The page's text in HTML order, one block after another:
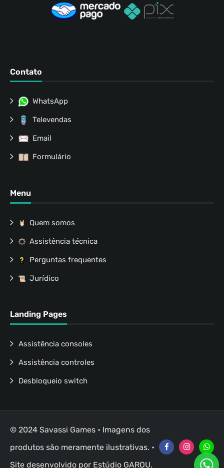
Contato
WhatsApp
Televendas
Email
Formulário
Menu
Quem somos
Assistência técnica
Perguntas frequentes
Jurídico
Landing Pages
Assistência consoles
Assistência controles
Desbloqueio switch
© 2024 Savassi Games • Imagens dos
produtos são meramente ilustrativas. •
Site desenvolvido por Estúdio GAROU.